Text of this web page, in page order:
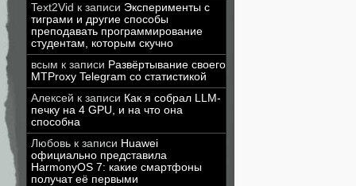
Text2Vid к записи Эксперименты с
тиграми и другие способы
преподавать программирование
студентам, которым скучно
всым к записи Развёртывание своего
MTProxy Telegram со статистикой
Алексей к записи Как я собрал LLM-
печку на 4 GPU, и на что она
способна
Любовь к записи Huawei
официально представила
HarmonyOS 7: какие смартфоны
получат её первыми